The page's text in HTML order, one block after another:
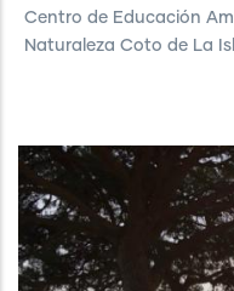
Centro de Educación
Naturaleza Coto de La